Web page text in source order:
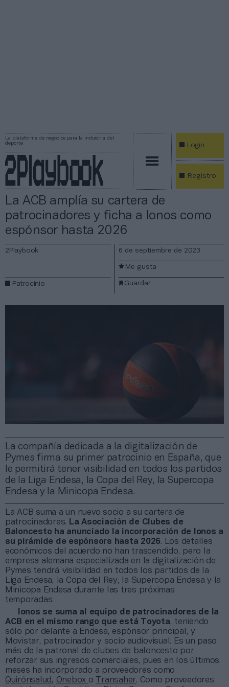
La plataforma de negocios para la industria del
deporte
Login
Registro
La ACB amplía su cartera de
patrocinadores y ficha a Ionos como
espónsor hasta 2026
La compañía dedicada a la digitalización de
Pymes firma su primer patrocinio en España, que
le permitirá tener visibilidad en todos los partidos
de la Liga Endesa, la Copa del Rey, la Supercopa
Endesa y la Minicopa Endesa.
2Playbook
Patrocinio
6 de septiembre de 2023
Guardar
Me gusta
La ACB suma a un nuevo socio a su cartera de
patrocinadores. La Asociación de Clubes de
Baloncesto ha anunciado la incorporación de Ionos a
su pirámide de espónsors hasta 2026. Los detalles
económicos del acuerdo no han trascendido, pero la
empresa alemana especializada en la digitalización de
Pymes tendrá visibilidad en todos los partidos de la
Liga Endesa, la Copa del Rey, la Supercopa Endesa y la
Minicopa Endesa durante las tres próximas
temporadas.
Ionos se suma al equipo de patrocinadores de la
ACB en el mismo rango que está Toyota, teniendo
sólo por delante a Endesa, espónsor principal, y
Movistar, patrocinador y socio audiovisual. Es un paso
más de la patronal de clubes de baloncesto por
reforzar sus ingresos comerciales, pues en los últimos
meses ha incorporado a proveedores como
Quirónsalud , Onebox o Transaher. Como proveedores